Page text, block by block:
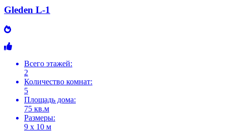
Gleden L-1
Всего этажей:
2
Количество комнат:
5
Площадь дома:
75 кв.м
Размеры:
9 х 10 м